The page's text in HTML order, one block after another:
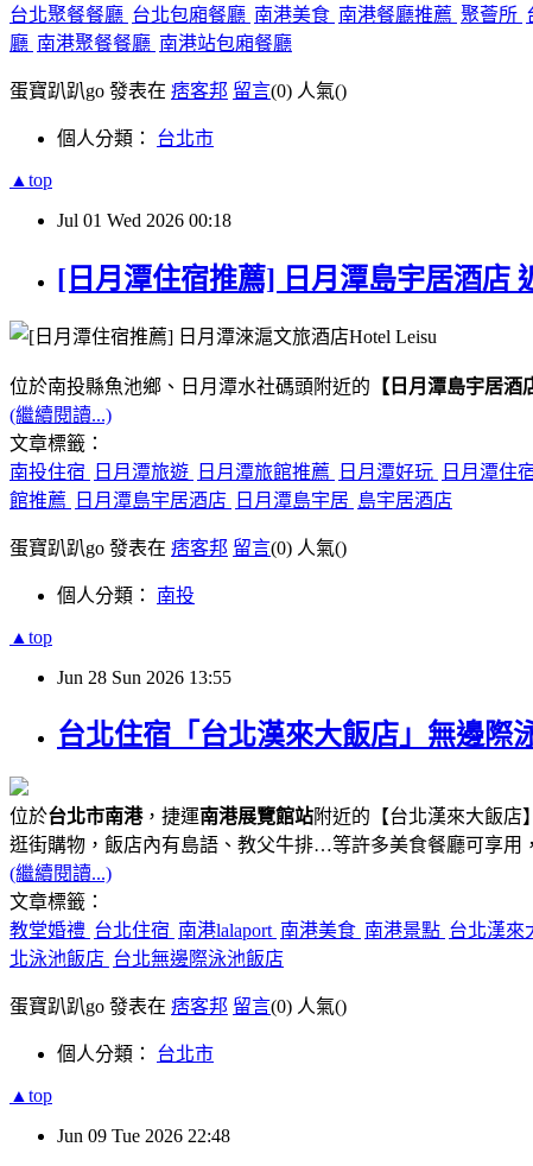
台北聚餐餐廳 台北包廂餐廳 南港美食 南港餐廳推薦 聚薈所
廳 南港聚餐餐廳 南港站包廂餐廳
蛋寶趴趴go 發表在 痞客邦 留言(0) 人氣()
個人分類： 台北市
▲top
Jul 01 Wed 2026 00:18
[日月潭住宿推薦] 日月潭島宇居酒店
位於南投縣魚池鄉、日月潭水社碼頭附近的 【日月潭島宇居酒
(繼續閱讀...)
文章標籤：
南投住宿
日月潭旅遊 日月潭旅館推薦 日月潭好玩 日月潭住
館推薦
日月潭島宇居酒店 日月潭島宇居 島宇居酒店
蛋寶趴趴go 發表在 痞客邦 留言(0) 人氣()
個人分類： 南投
▲top
Jun 28 Sun 2026 13:55
台北住宿「台北漢來大飯店」無邊際
位於台北市南港，捷運南港展覽館站附近的【台北漢來大飯店
逛街購物，飯店內有島語、教父牛排…等許多美食餐廳可享用，
(繼續閱讀...)
文章標籤：
教堂婚禮 台北住宿 南港lalaport 南港美食 南港景點 台北漢來
北泳池飯店 台北無邊際泳池飯店
蛋寶趴趴go 發表在 痞客邦 留言(0) 人氣()
個人分類： 台北市
▲top
Jun 09 Tue 2026 22:48